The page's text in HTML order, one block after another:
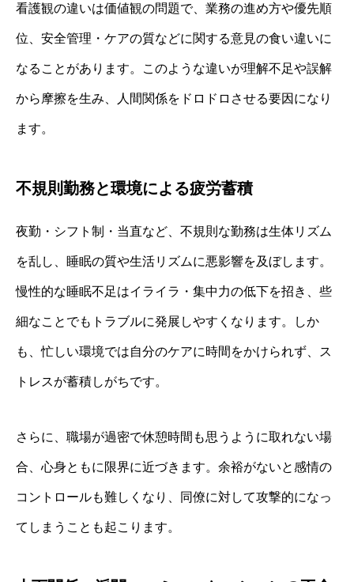
看護観の違いは価値観の問題で、業務の進め方や優先順
位、安全管理・ケアの質などに関する意見の食い違いに
なることがあります。このような違いが理解不足や誤解
から摩擦を生み、人間関係をドロドロさせる要因になり
ます。
不規則勤務と環境による疲労蓄積
夜勤・シフト制・当直など、不規則な勤務は生体リズム
を乱し、睡眠の質や生活リズムに悪影響を及ぼします。
慢性的な睡眠不足はイライラ・集中力の低下を招き、些
細なことでもトラブルに発展しやすくなります。しか
も、忙しい環境では自分のケアに時間をかけられず、ス
トレスが蓄積しがちです。
さらに、職場が過密で休憩時間も思うように取れない場
合、心身ともに限界に近づきます。余裕がないと感情の
コントロールも難しくなり、同僚に対して攻撃的になっ
てしまうことも起こります。